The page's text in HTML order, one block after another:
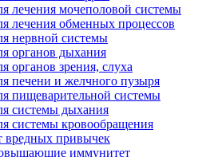
лечения мочеполовой системы
лечения обменных процессов
нервной системы
органов дыхания
органов зрения, слуха
печени и желчного пузыря
пищеварительной системы
системы дыхания
системы кровообращения
вредных привычек
иммунитет